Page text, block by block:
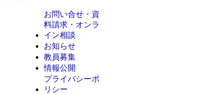
お問い合せ・資
料請求・オンラ
イン相談
お知らせ
教員募集
情報公開
プライバシーポ
リシー